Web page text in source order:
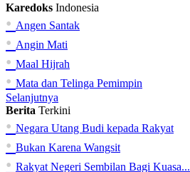
Karedoks Indonesia
• Angen Santak
• Angin Mati
• Maal Hijrah
• Mata dan Telinga Pemimpin
Selanjutnya
Berita Terkini
• Negara Utang Budi kepada Rakyat
• Bukan Karena Wangsit
• Rakyat Negeri Sembilan Bagi Kuasa...